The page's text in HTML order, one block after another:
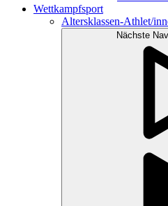
Wettkampfsport
Altersklassen-Athlet/
Nächste